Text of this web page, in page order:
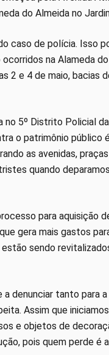
do Almeida no
caso de polícia. Isso
na Alameda
2 e 4 de maio, bacias
5º Distrito Policial
o patrimônio público
as avenidas,
quando
para aquisição
gera mais gastos
sendo
denunciar tanto para a
Assim que
e objetos de
pois quem perde é